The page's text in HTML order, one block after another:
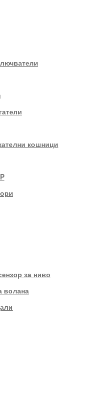
кошници
за ниво
волана